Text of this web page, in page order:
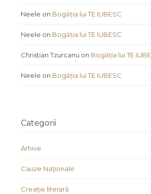
Neele on Bogăția lui TE IUBESC
Neele on Bogăția lui TE IUBESC
Christian Tzurcanu on Bogăția lui TE
Neele on Bogăția lui TE IUBESC
Categorii
Arhive
Cauze Naţionale
Creaţie literară